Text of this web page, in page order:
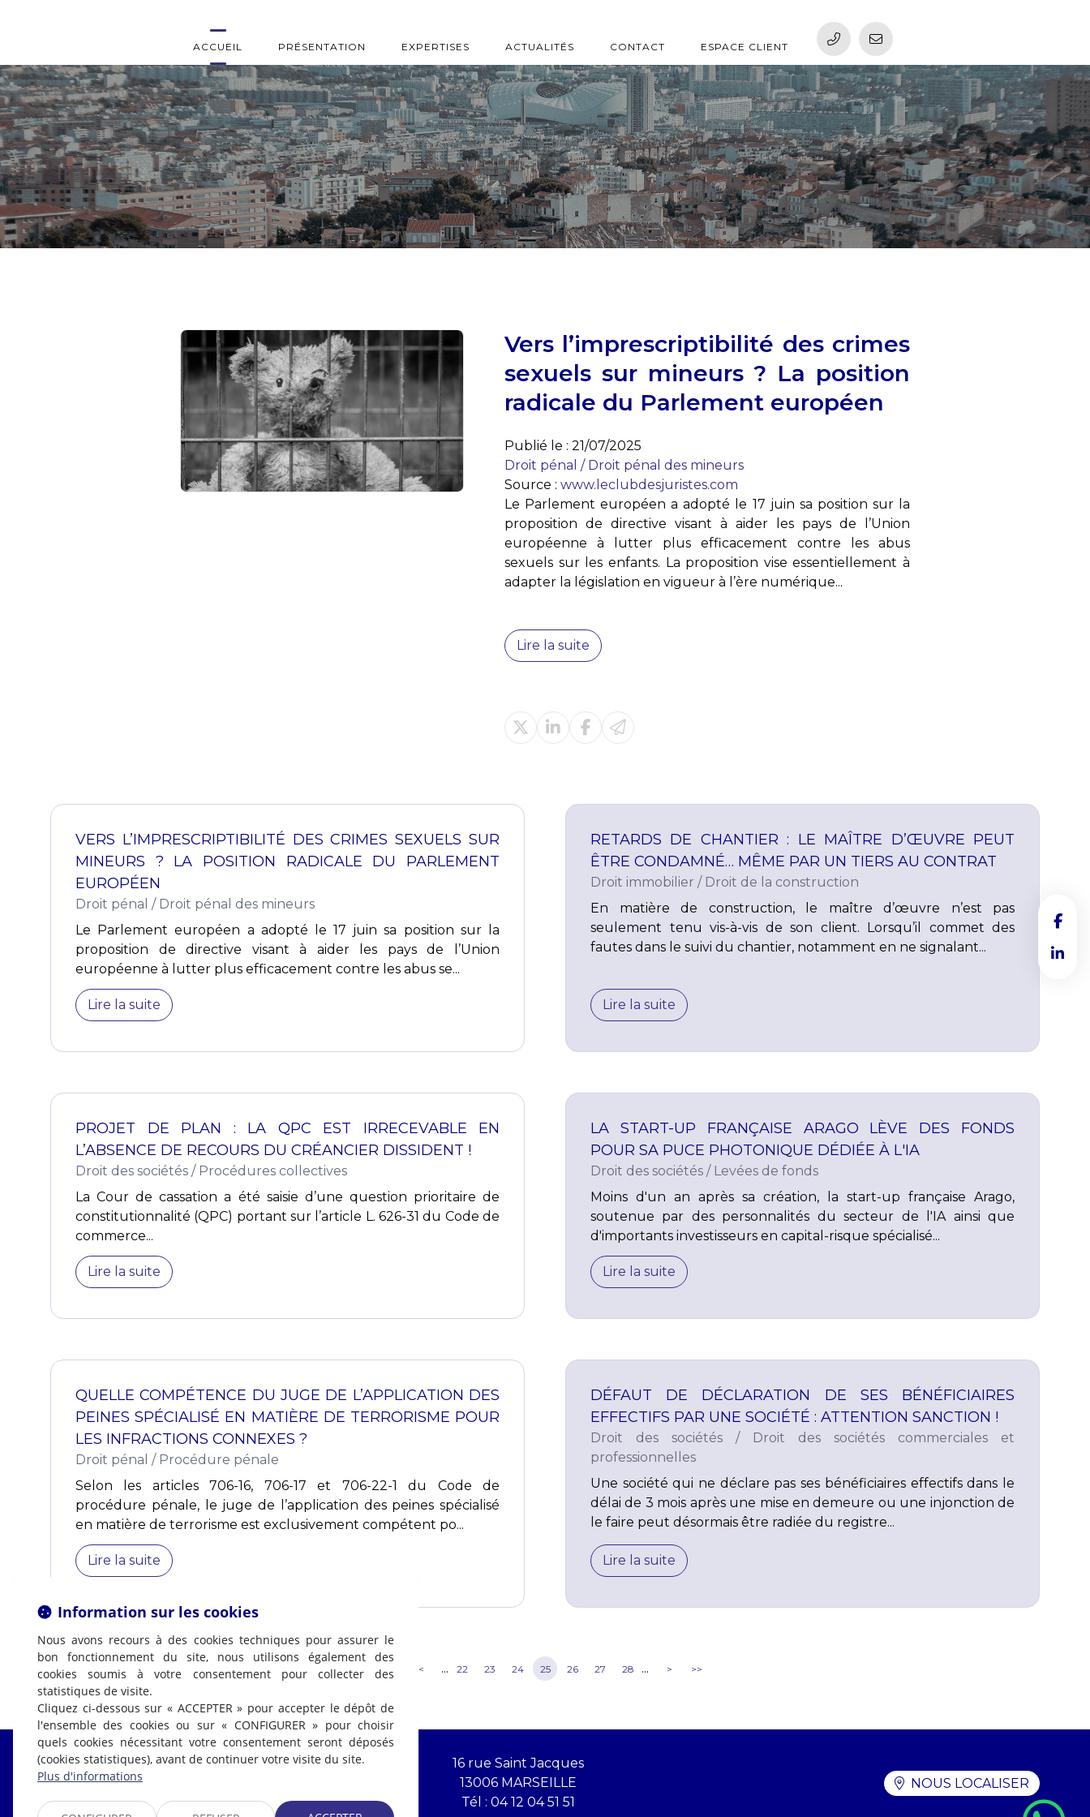
ACCUEIL PRÉSENTATION EXPERTISES ACTUALITÉS CONTACT ESPACE CLIENT
Vers l’imprescriptibilité des crimes
sexuels sur mineurs ? La position
radicale du Parlement européen
Publié le : 21/07/2025
Droit pénal / Droit pénal des mineurs
Source : www.leclubdesjuristes.com
Le Parlement européen a adopté le 17 juin sa position sur la
proposition de directive visant à aider les pays de l’Union
européenne à lutter plus efficacement contre les abus
sexuels sur les enfants. La proposition vise essentiellement à
adapter la législation en vigueur à l’ère numérique...
Lire la suite
VERS L’IMPRESCRIPTIBILITÉ DES CRIMES SEXUELS SUR
MINEURS ? LA POSITION RADICALE DU PARLEMENT
EUROPÉEN
Droit pénal / Droit pénal des mineurs
Le Parlement européen a adopté le 17 juin sa position sur la
proposition de directive visant à aider les pays de l’Union
européenne à lutter plus efficacement contre les abus se...
Lire la suite
RETARDS DE CHANTIER : LE MAÎTRE D’ŒUVRE PEUT
ÊTRE CONDAMNÉ… MÊME PAR UN TIERS AU CONTRAT
Droit immobilier / Droit de la construction
En matière de construction, le maître d’œuvre n’est pas
seulement tenu vis-à-vis de son client. Lorsqu’il commet des
fautes dans le suivi du chantier, notamment en ne signalant...
Lire la suite
PROJET DE PLAN : LA QPC EST IRRECEVABLE EN
L’ABSENCE DE RECOURS DU CRÉANCIER DISSIDENT !
Droit des sociétés / Procédures collectives
La Cour de cassation a été saisie d’une question prioritaire de
constitutionnalité (QPC) portant sur l’article L. 626-31 du Code de
commerce...
Lire la suite
LA START-UP FRANÇAISE ARAGO LÈVE DES FONDS
POUR SA PUCE PHOTONIQUE DÉDIÉE À L'IA
Droit des sociétés / Levées de fonds
Moins d'un an après sa création, la start-up française Arago,
soutenue par des personnalités du secteur de l'IA ainsi que
d'importants investisseurs en capital-risque spécialisé...
Lire la suite
QUELLE COMPÉTENCE DU JUGE DE L’APPLICATION DES
PEINES SPÉCIALISÉ EN MATIÈRE DE TERRORISME POUR
LES INFRACTIONS CONNEXES ?
Droit pénal / Procédure pénale
Selon les articles 706-16, 706-17 et 706-22-1 du Code de
procédure pénale, le juge de l’application des peines spécialisé
en matière de terrorisme est exclusivement compétent po...
Lire la suite
DÉFAUT DE DÉCLARATION DE SES BÉNÉFICIAIRES
EFFECTIFS PAR UNE SOCIÉTÉ : ATTENTION SANCTION !
Droit des sociétés /
Droit des sociétés commerciales et
professionnelles
Une société qui ne déclare pas ses bénéficiaires effectifs dans le
délai de 3 mois après une mise en demeure ou une injonction de
le faire peut désormais être radiée du registre...
Lire la suite
< ... 22 23 24 25 26 27 28 ... > >>
Fabrice LABI
16 rue Saint Jacques
13006 MARSEILLE
Tél : 04 12 04 51 51
NOUS LOCALISER
Information sur les cookies
Nous avons recours à des cookies techniques pour assurer le
bon fonctionnement du site, nous utilisons également des
cookies soumis à votre consentement pour collecter des
statistiques de visite.
Cliquez ci-dessous sur « ACCEPTER » pour accepter le dépôt de
l'ensemble des cookies ou sur « CONFIGURER » pour choisir
quels cookies nécessitant votre consentement seront déposés
(cookies statistiques), avant de continuer votre visite du site.
Plus d'informations